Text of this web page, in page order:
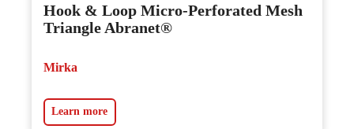
Hook & Loop Micro-Perforated Mesh
Triangle Abranet®
Mirka
Learn more